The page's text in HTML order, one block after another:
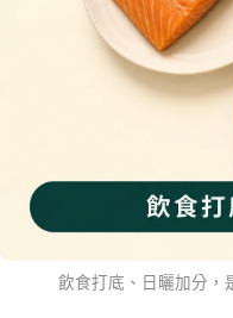
飲食打底、日曬加分，